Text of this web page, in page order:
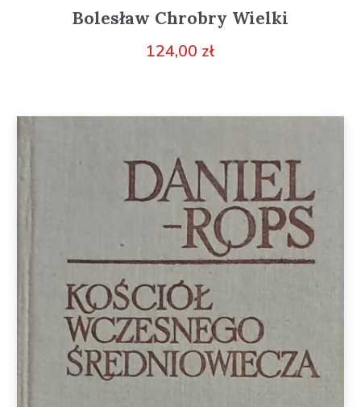
Bolesław Chrobry Wielki
124,00 zł